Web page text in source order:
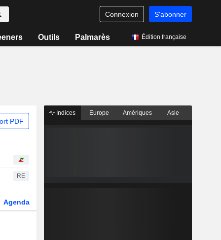
Connexion S'abonner
Outils Palmarès Édition française
PDF
RE
Agenda
Indices Europe Amériques Asie